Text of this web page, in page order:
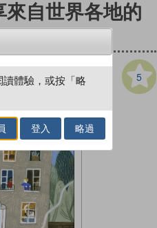
自世界各地的
5
體驗，或按「略
登入 略過